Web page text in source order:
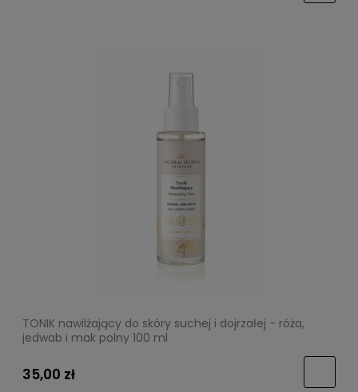
TONIK nawilżający do skóry suchej i dojrzałej - róża,
jedwab i mak polny 100 ml
35,00 zł